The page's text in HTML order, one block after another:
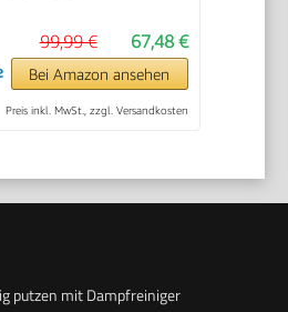
67,48 €
99,99 €
Bei Amazon ansehen
Preis inkl. MwSt., zzgl. Versandkosten
putzen mit Dampfreiniger